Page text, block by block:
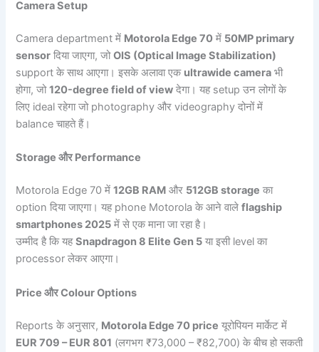
Camera Setup
Camera department में Motorola Edge 70 में 50MP primary
sensor दिया जाएगा, जोOIS (Optical Image Stabilization)
support के साथ आएगा। इसके अलावा एक ultrawide camera भी
होगा, जो120-degree field of view देगा। यह setup उन लोगों के
लिए ideal रहेगा जो photography और videography दोनों में
balance चाहते हैं।
Storage और Performance
Motorola Edge 70 में12GB RAM और 512GB storage का
option दिया जाएगा। यह phone Motorola के आने वालेflagship
smartphones 2025 में से एक माना जा रहा है।
उम्मीद है कि यहSnapdragon 8 Elite Gen 5 या इसी level का
processor लेकर आएगा।
Price और Colour Options
Reports के अनुसार, Motorola Edge 70 price यूरोपियन मार्केट में
EUR 709 – EUR 801 (लगभग ₹73,000 – ₹82,700) के बीच हो सकती